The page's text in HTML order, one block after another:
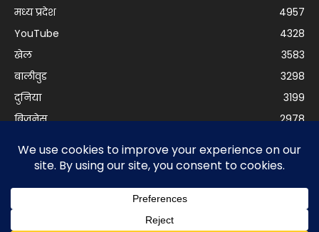
मध्य प्रदेश
4957
YouTube
4328
खेल
3583
बालीवुड
3298
दुनिया
3199
बिजनेस
2978